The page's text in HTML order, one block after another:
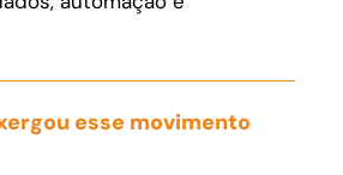
esse movimento